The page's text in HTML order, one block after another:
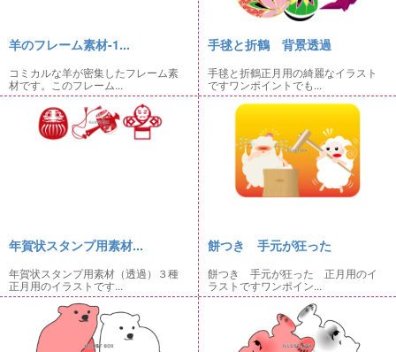
羊のフレーム素材-1...
コミカルな羊が密集したフレーム素
材です。このフレーム...
手毬と折鶴 背景透過
手毬と折鶴正月用の綺麗なイラスト
ですワンポイントでも...
年賀状スタンプ用素材...
年賀状スタンプ用素材（透過）３種
正月用のイラストです...
餅つき 手元が狂った
餅つき 手元が狂った 正月用のイ
ラストですワンポイン...